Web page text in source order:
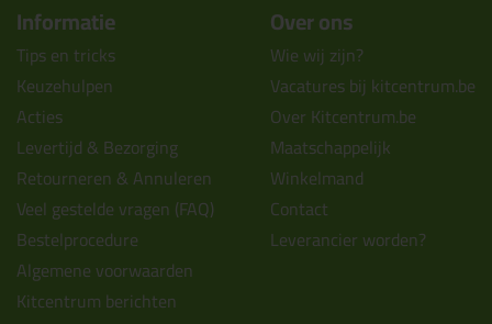
Informatie
Tips en tricks
Keuzehulpen
Acties
Levertijd & Bezorging
Retourneren & Annuleren
Veel gestelde vragen (FAQ)
Bestelprocedure
Algemene voorwaarden
Kitcentrum berichten
Over ons
Wie wij zijn?
Vacatures bij kitcentrum.be
Over Kitcentrum.be
Maatschappelijk
Winkelmand
Contact
Leverancier worden?